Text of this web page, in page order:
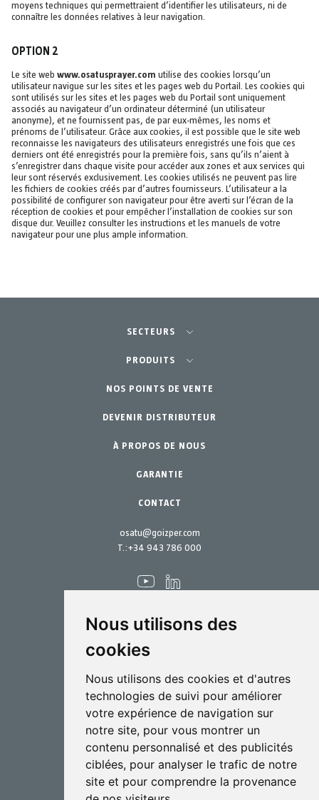
Nous utilisons des
cookies
Nous utilisons des cookies et d'autres
technologies de suivi pour améliorer
votre expérience de navigation sur
notre site, pour vous montrer un
contenu personnalisé et des publicités
ciblées, pour analyser le trafic de notre
site et pour comprendre la provenance
moyens techniques qui permettraient d’identifier les utilisateurs, ni de
connaître les données relatives à leur navigation.
OPTION 2
Le site web www.osatusprayer.com utilise des cookies lorsqu’un
utilisateur navigue sur les sites et les pages web du Portail. Les cookies qui
sont utilisés sur les sites et les pages web du Portail sont uniquement
associés au navigateur d’un ordinateur déterminé (un utilisateur
anonyme), et ne fournissent pas, de par eux-mêmes, les noms et
prénoms de l’utilisateur. Grâce aux cookies, il est possible que le site web
reconnaisse les navigateurs des utilisateurs enregistrés une fois que ces
derniers ont été enregistrés pour la première fois, sans qu’ils n’aient à
s’enregistrer dans chaque visite pour accéder aux zones et aux services qui
leur sont réservés exclusivement. Les cookies utilisés ne peuvent pas lire
les fichiers de cookies créés par d’autres fournisseurs. L’utilisateur a la
possibilité de configurer son navigateur pour être averti sur l’écran de la
réception de cookies et pour empêcher l’installation de cookies sur son
disque dur. Veuillez consulter les instructions et les manuels de votre
navigateur pour une plus ample information.
osatu@goizper.com
T.:+34 943 786 000
Biotechnologie
Industriel
SECTEURS
Agriculture-Horticulture
Jardinage Professionnel
Jardin Particulier
PRODUITS
Équipements
Accessoires
Pièces de rechange
Kits d´entretien
NOS POINTS DE VENTE
DEVENIR DISTRIBUTEUR
À PROPOS DE NOUS
GARANTIE
CONTACT
Goizper S.Coop.
Antigua, 4
20577 Antzuola (Gipuzkoa)
Spain